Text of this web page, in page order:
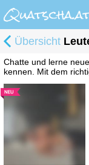
Übersicht
Chatte und lerne
kennen. Mit dem